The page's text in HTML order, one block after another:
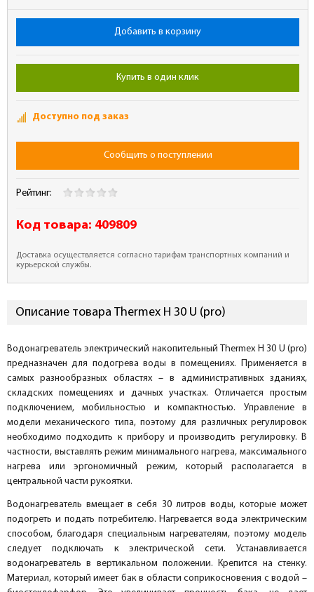
Добавить в корзину
Купить в один клик
Доступно под заказ
Сообщить о поступлении
Рейтинг:
Код товара: 409809
Доставка осуществляется согласно тарифам транспортных компаний и
курьерской службы.
Описание товара Thermex H 30 U (pro)
Водонагреватель электрический накопительный Thermex H 30 U (pro)
предназначен для подогрева воды в помещениях. Применяется в
самых разнообразных областях – в административных зданиях,
складских помещениях и дачных участках. Отличается простым
подключением, мобильностью и компактностью. Управление в
модели механического типа, поэтому для различных регулировок
необходимо подходить к прибору и производить регулировку. В
частности, выставлять режим минимального нагрева, максимального
нагрева или эргономичный режим, который располагается в
центральной части рукоятки.
Водонагреватель вмещает в себя 30 литров воды, которые может
подогреть и подать потребителю. Нагревается вода электрическим
способом, благодаря специальным нагревателям, поэтому модель
следует подключать к электрической сети. Устанавливается
водонагреватель в вертикальном положении. Крепится на стенку.
Материал, который имеет бак в области соприкосновения с водой –